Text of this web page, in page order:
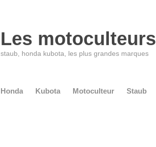
Les motoculteurs
staub, honda kubota, les plus grandes marques
Honda Kubota Motoculteur Staub